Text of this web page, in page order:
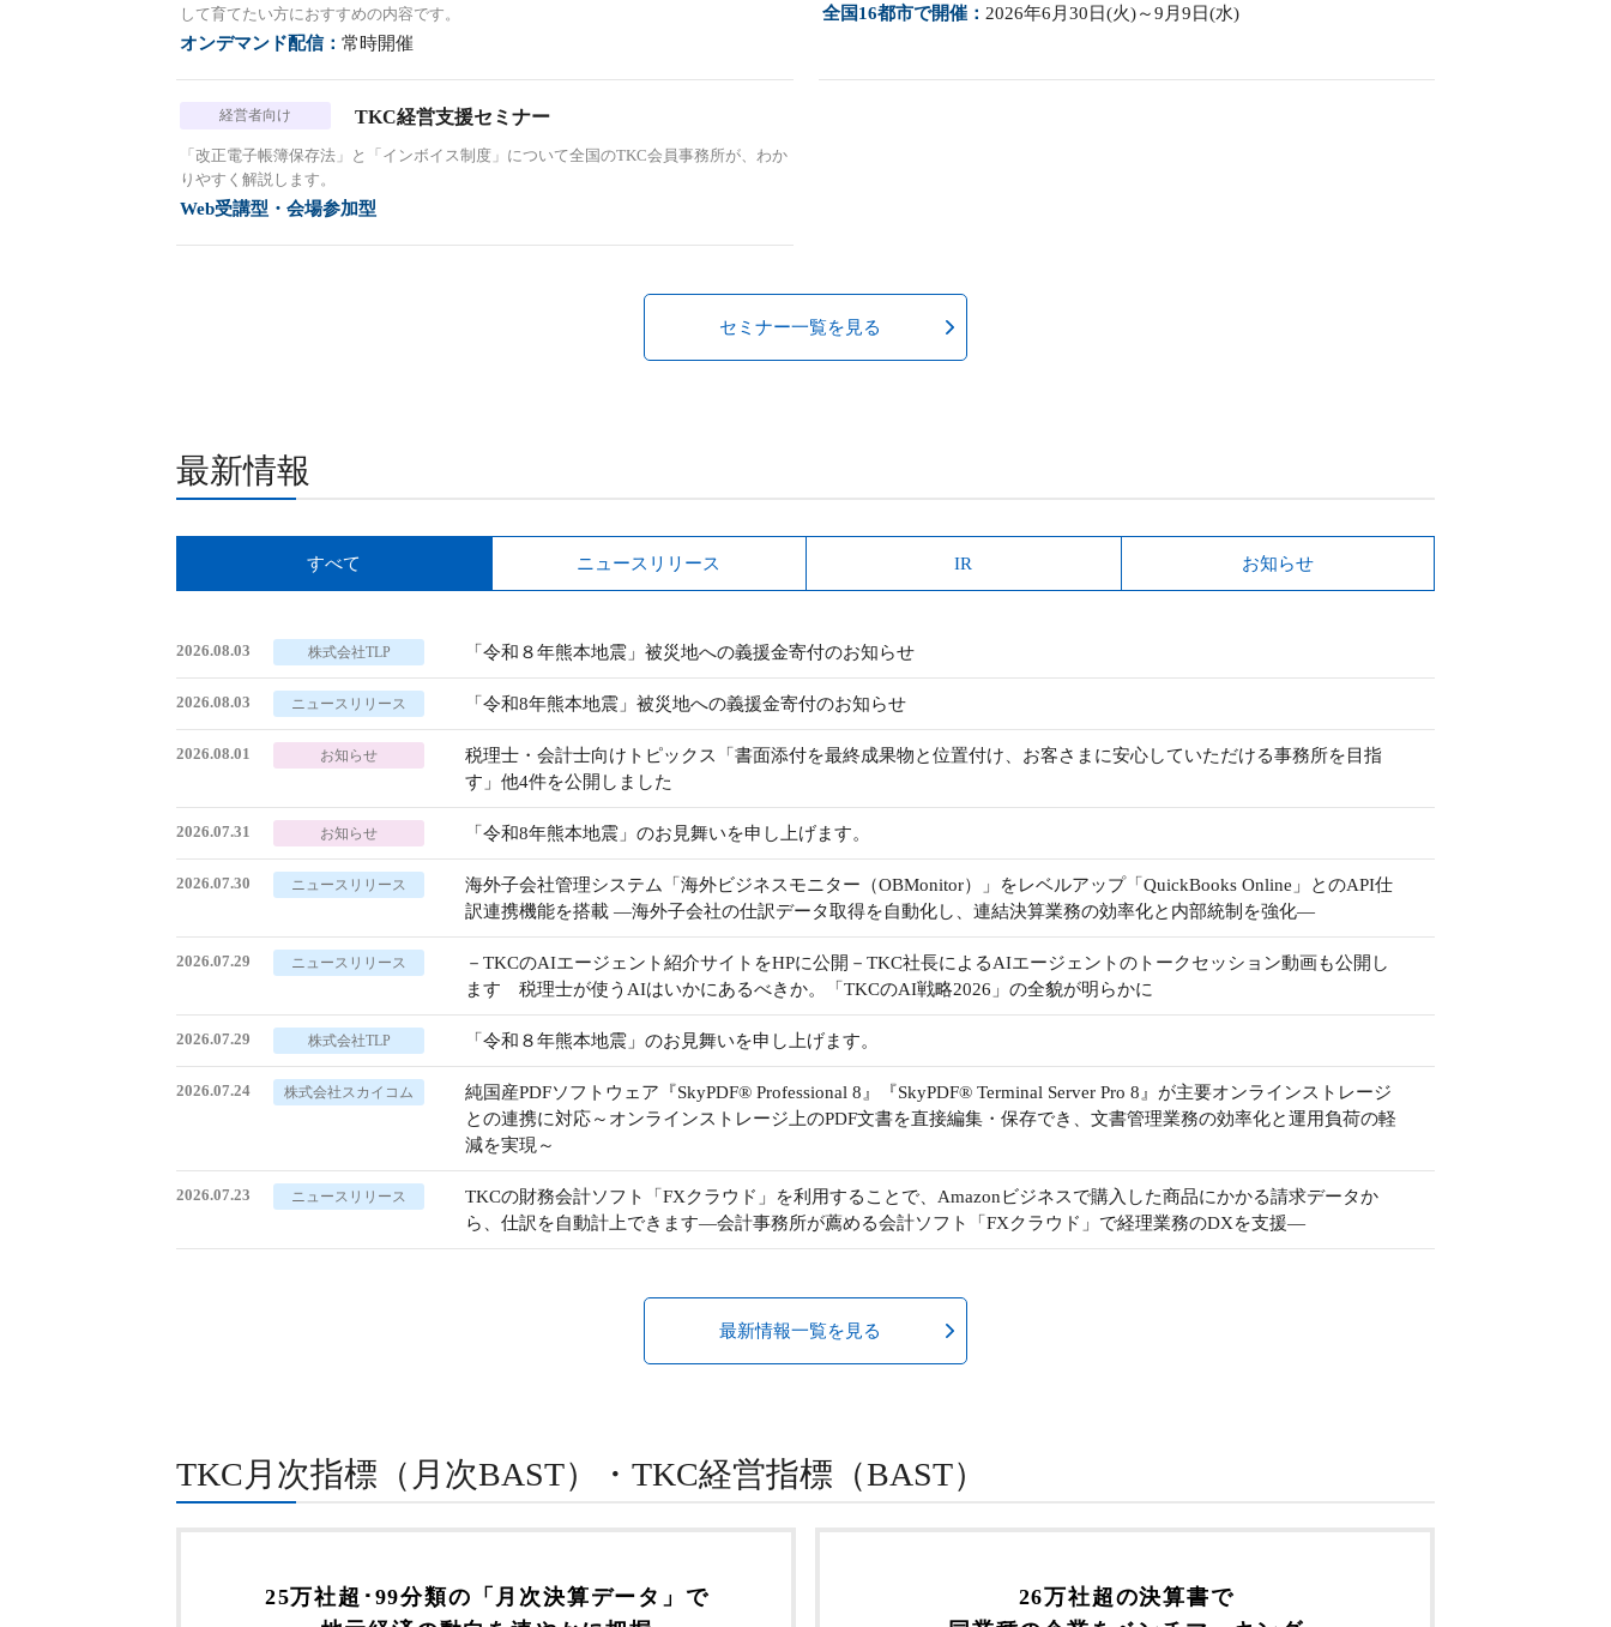
して育てたい方におすすめの内容です。
オンデマンド配信： 常時開催
全国16都市で開催： 2026年6月30日(火)～9月9日(水)
経営者向け TKC経営支援セミナー
「改正電子帳簿保存法」と「インボイス制度」について全国のTKC会員事務所が、わか
りやすく解説します。
Web受講型・会場参加型
セミナー一覧を見る
最新情報
すべて ニュースリリース IR お知らせ
2026.08.03 株式会社TLP 「令和８年熊本地震」被災地への義援金寄付のお知らせ
2026.08.03 ニュースリリース 「令和8年熊本地震」被災地への義援金寄付のお知らせ
2026.08.01 お知らせ
税理士・会計士向けトピックス「書面添付を最終成果物と位置付け、お客さまに安心していただける事務所を目指
す」他4件を公開しました
2026.07.31 お知らせ 「令和8年熊本地震」のお見舞いを申し上げます。
2026.07.30 ニュースリリース
海外子会社管理システム「海外ビジネスモニター（OBMonitor）」をレベルアップ「QuickBooks Online」とのAPI仕
訳連携機能を搭載 ―海外子会社の仕訳データ取得を自動化し、連結決算業務の効率化と内部統制を強化―
2026.07.29 ニュースリリース
－TKCのAIエージェント紹介サイトをHPに公開－TKC社長によるAIエージェントのトークセッション動画も公開し
ます 税理士が使うAIはいかにあるべきか。「TKCのAI戦略2026」の全貌が明らかに
2026.07.29 株式会社TLP 「令和８年熊本地震」のお見舞いを申し上げます。
2026.07.24 株式会社スカイコム
純国産PDFソフトウェア『SkyPDF® Professional 8』『SkyPDF® Terminal Server Pro 8』が主要オンラインストレージ
との連携に対応～オンラインストレージ上のPDF文書を直接編集・保存でき、文書管理業務の効率化と運用負荷の軽
減を実現～
2026.07.23 ニュースリリース
TKCの財務会計ソフト「FXクラウド」を利用することで、Amazonビジネスで購入した商品にかかる請求データか
ら、仕訳を自動計上できます―会計事務所が薦める会計ソフト「FXクラウド」で経理業務のDXを支援―
最新情報一覧を見る
TKC月次指標（月次BAST）・TKC経営指標（BAST）
25万社超･99分類の 「月次決算データ」で
26万社超の決算書で